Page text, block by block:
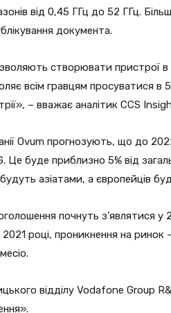
від 0,45 ГГц до 52 ГГц.
документа.
створювати пристрої в
всім гравцям просуватися в
– вважає аналітик CCS
Ovum прогнозують, що до
Це буде приблизно 5% від
азіатами, а європейців
почнуть з’являтися у
році, проникнення на
відділу Vodafone Group